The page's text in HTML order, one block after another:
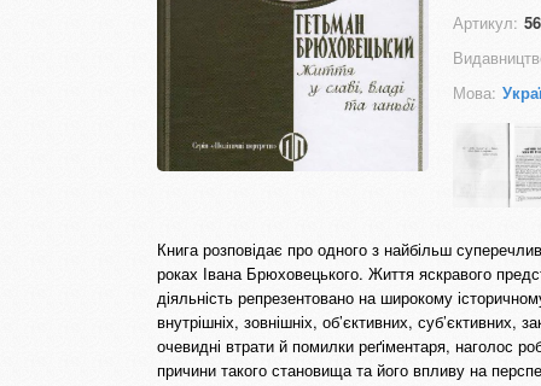
Артикул:
Мова:
Книга розповідає про одного з найбільш
роках Івана Брюховецького. Життя яскравого
діяльність репрезентовано на широкому
внутрішніх, зовнішніх, об’єктивних, суб’єктивних,
очевидні втрати й помилки реґіментаря, наголос
причини такого становища та його впливу на